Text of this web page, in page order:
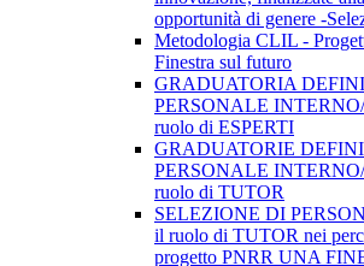
opportunità di genere -
Metodologia CLIL -
Finestra sul futuro
GRADUATORIA
PERSONALE
ruolo di ESPERTI
GRADUATORIE
PERSONALE
ruolo di TUTOR
SELEZIONE DI
il ruolo di TUTOR nei
progetto PNRR UNA